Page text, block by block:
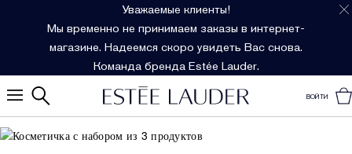
Уважаемые клиенты!
Мы временно не принимаем заказы в интернет-
магазине. Надеемся скоро увидеть Вас снова.
Команда бренда Estée Lauder.
ВОЙТИ